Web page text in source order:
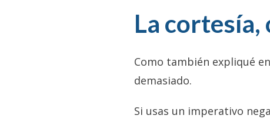
La cortesía,
Como también expliqué
demasiado.
Si usas un imperativo